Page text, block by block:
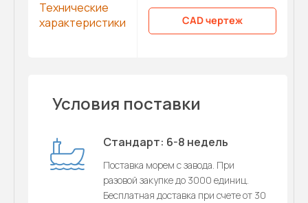
Технические
характеристики
CAD чертеж
Условия поставки
Стандарт: 6-8 недель
Поставка морем с завода. При
разовой закупке до 3000 единиц.
Бесплатная доставка при счете от 30